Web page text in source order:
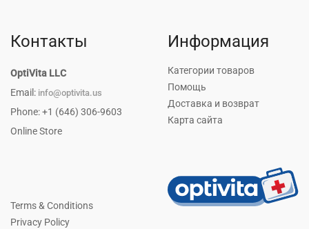
Контакты
OptiVita LLC
Email: info@optivita.us
Phone: +1 (646) 306-9603
Online Store
Информация
Категории товаров
Помощь
Доставка и возврат
Карта сайта
Terms & Conditions
Privacy Policy